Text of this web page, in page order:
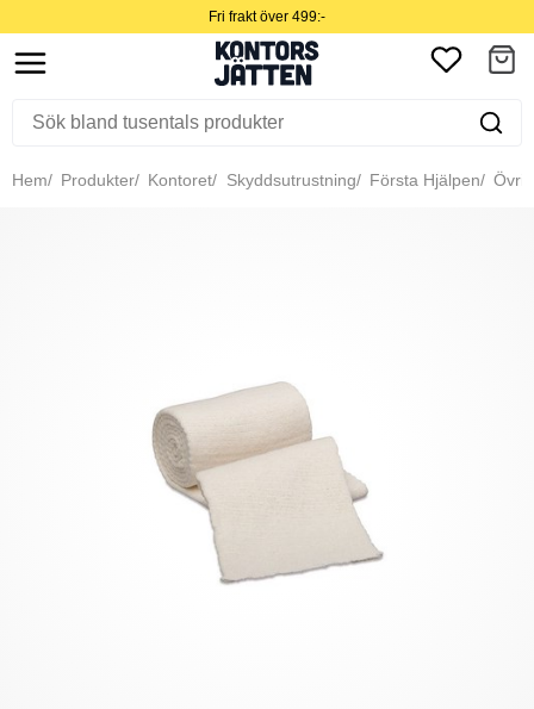
Fri frakt över 499:-
Hem Produkter Kontoret Skyddsutrustning Första Hjälpen